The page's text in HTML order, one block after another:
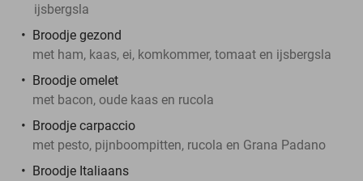
ijsbergsla
Broodje gezond
met ham, kaas, ei, komkommer, tomaat en ijsbergsla
Broodje omelet
met bacon, oude kaas en rucola
Broodje carpaccio
met pesto, pijnboompitten, rucola en Grana Padano
Broodje Italiaans